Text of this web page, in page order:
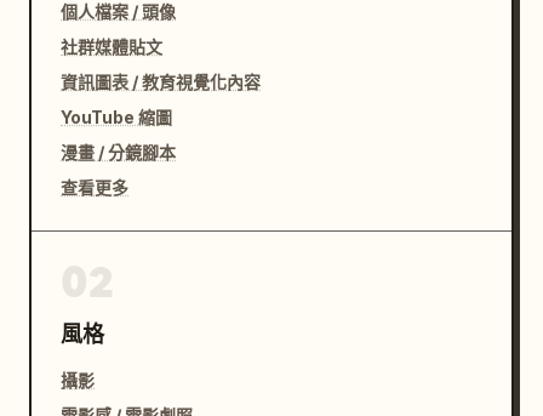
個人檔案 / 頭像
社群媒體貼文
資訊圖表 / 教育視覺化內容
YouTube 縮圖
漫畫 / 分鏡腳本
查看更多
風格
攝影